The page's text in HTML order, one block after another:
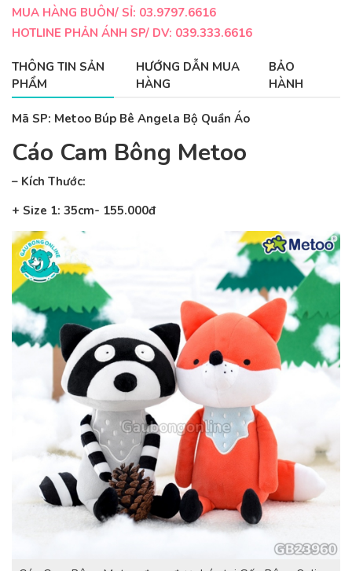
MUA HÀNG BUÔN/ SỈ: 03.9797.6616
HOTLINE PHẢN ÁNH SP/ DV: 039.333.6616
THÔNG TIN SẢN
PHẨM
HƯỚNG DẪN MUA
HÀNG
BẢO
HÀNH
Mã SP: Metoo Búp Bê Angela Bộ Quần Áo
Cáo Cam Bông Metoo
– Kích Thước:
+ Size 1: 35cm- 155.000đ